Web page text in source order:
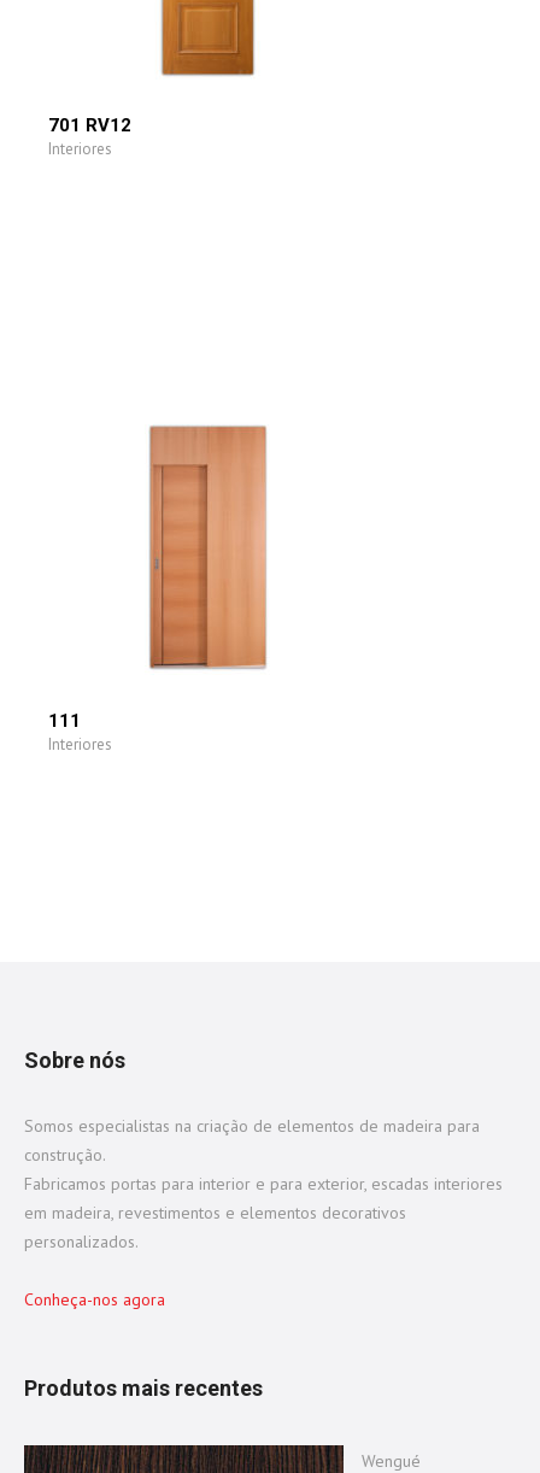
701 RV12
Interiores
111
Interiores
Sobre nós
Somos especialistas na criação de elementos de madeira para
construção.
Fabricamos portas para interior e para exterior, escadas interiores
em madeira, revestimentos e elementos decorativos
personalizados.
Conheça-nos agora
Produtos mais recentes
Wengué